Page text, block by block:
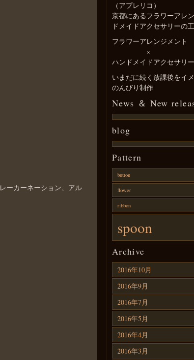
ーカーネーション、アル
（アプレリコ）
京都にあるフラワーアレ
ドメイドアクセサリーの
フラワーアレンジメント
×
ハンドメイドアクセサリー
いまだに続く放課後をイ
のんびり制作
News ＆ New
blog
Pattern
button
flower
ribbon
spoon
Archive
2016年10月
2016年9月
2016年7月
2016年5月
2016年4月
2016年3月